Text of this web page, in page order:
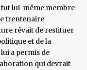
lui-même membre
trentenaire
rêvait de restituer
et de la
a permis de
qui devrait